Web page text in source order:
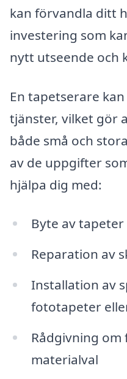
kan förvandla ditt
investering som
nytt utseende och
En tapetserare
tjänster, vilket gör
både små och
av de uppgifter
hjälpa dig med:
Byte av
Reparation av
Installation av
fototapeter
Rådgivning
materialval